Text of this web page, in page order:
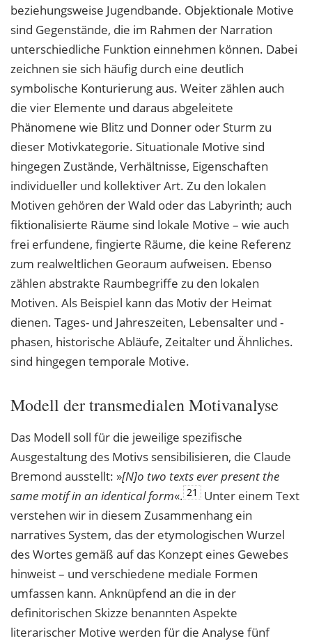
beziehungsweise Jugendbande. Objektionale Motive
sind Gegenstände, die im Rahmen der Narration
unterschiedliche Funktion einnehmen können. Dabei
zeichnen sie sich häufig durch eine deutlich
symbolische Konturierung aus. Weiter zählen auch
die vier Elemente und daraus abgeleitete
Phänomene wie Blitz und Donner oder Sturm zu
dieser Motivkategorie. Situationale Motive sind
hingegen Zustände, Verhältnisse, Eigenschaften
individueller und kollektiver Art. Zu den lokalen
Motiven gehören der Wald oder das Labyrinth; auch
fiktionalisierte Räume sind lokale Motive – wie auch
frei erfundene, fingierte Räume, die keine Referenz
zum realweltlichen Georaum aufweisen. Ebenso
zählen abstrakte Raumbegriffe zu den lokalen
Motiven. Als Beispiel kann das Motiv der Heimat
dienen. Tages- und Jahreszeiten, Lebensalter und -
phasen, historische Abläufe, Zeitalter und Ähnliches.
sind hingegen temporale Motive.
Modell der transmedialen Motivanalyse
Das Modell soll für die jeweilige spezifische
Ausgestaltung des Motivs sensibilisieren, die Claude
Bremond ausstellt: »[N]o two texts ever present the
same motif in an identicalform«. 21
Unter einem Text
verstehen wir in diesem Zusammenhang ein
narratives System, das der etymologischen Wurzel
des Wortes gemäß auf das Konzept eines Gewebes
hinweist – und verschiedene mediale Formen
umfassen kann. Anknüpfend an die in der
definitorischen Skizze benannten Aspekte
literarischer Motive werden für die Analyse fünf